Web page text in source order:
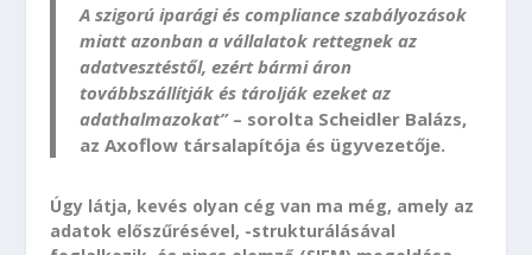
A szigorú iparági és compliance szabályozások
miatt azonban a vállalatok rettegnek az
adatvesztéstől, ezért bármi áron
továbbszállítják és tárolják ezeket az
adathalmazokat”– sorolta Scheidler Balázs,
az Axoflow társalapítója és ügyvezetője.
Úgy látja, kevés olyan cég van ma még, amely az
adatok előszűrésével, -strukturálásával